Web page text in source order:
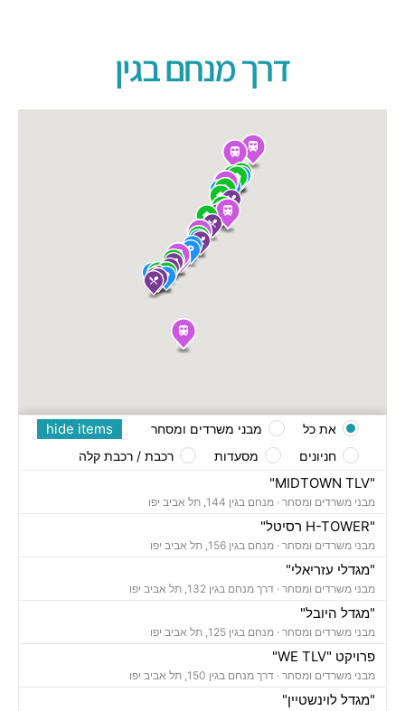
דרך מנחם בגין
"MIDTOWN TLV"
מבני משרדים ומסחר · מנחם בגין 144, תל אביב יפו
"H-TOWER רסיטל"
מבני משרדים ומסחר · מנחם בגין 156, תל אביב יפו
"מגדלי עזריאלי"
מבני משרדים ומסחר · דרך מנחם בגין 132, תל אביב יפו
"מגדל היובל"
מבני משרדים ומסחר · מנחם בגין 125, תל אביב יפו
פרויקט "WE TLV"
מבני משרדים ומסחר · דרך מנחם בגין 150, תל אביב יפו
"מגדל לוינשטיין"
hide items את כל
מבני משרדים ומסחר
חניונים
מסעדות רכבת / רכבת קלה